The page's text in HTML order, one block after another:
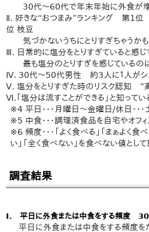
30代～60代で年末年始に外食が
Ⅱ. 好きな“おつまみ”ランキング 第
位 枝豆
気づかないうちにとりすぎちゃうかも
Ⅲ. 日常的に塩分をとりすぎていると感
最も塩分のとりすぎを感じている
Ⅳ. 30代～50代男性 約3人に１人がシ
Ⅴ. 塩分をとりすぎた時のリスク認知
Ⅵ.「塩分は流すことができる」と知って
※4 平日・・・月曜日～金曜日/休日・・
※5 中食・・・調理済食品を自宅やオフ
※6 頻度・・・「よく食べる」「まぁよく食
い」「全く食べない」を食べない値とし
調査結果
Ⅰ. 平日に外食または中食をする頻度
平日に外食または中食をする頻度を